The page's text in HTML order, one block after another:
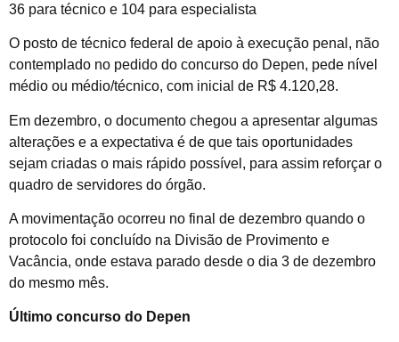
36 para técnico e 104 para especialista
O posto de técnico federal de apoio à execução penal, não
contemplado no pedido do concurso do Depen, pede nível
médio ou médio/técnico, com inicial de R$ 4.120,28.
Em dezembro, o documento chegou a apresentar algumas
alterações e a expectativa é de que tais oportunidades
sejam criadas o mais rápido possível, para assim reforçar o
quadro de servidores do órgão.
A movimentação ocorreu no final de dezembro quando o
protocolo foi concluído na Divisão de Provimento e
Vacância, onde estava parado desde o dia 3 de dezembro
do mesmo mês.
Último concurso do Depen